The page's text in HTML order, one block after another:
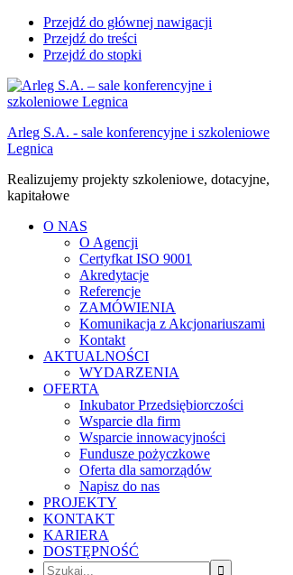
Przejdź do głównej nawigacji
Przejdź do treści
Przejdź do stopki
Arleg S.A. - sale konferencyjne i szkoleniowe
Legnica
Realizujemy projekty szkoleniowe, dotacyjne,
kapitałowe
O NAS
O Agencji
Certyfkat ISO 9001
Akredytacje
Referencje
ZAMÓWIENIA
Komunikacja z Akcjonariuszami
Kontakt
AKTUALNOŚCI
WYDARZENIA
OFERTA
Inkubator Przedsiębiorczości
Wsparcie dla firm
Wsparcie innowacyjności
Fundusze pożyczkowe
Oferta dla samorządów
Napisz do nas
PROJEKTY
KONTAKT
KARIERA
DOSTĘPNOŚĆ
Szukaj...